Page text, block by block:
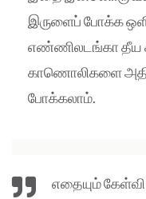
இருளைப் போக்க
எண்ணிலடங்கா தீய
காணொலிகளை
போக்கலாம்.
எதையும்